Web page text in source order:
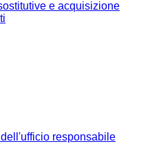
e acquisizione
responsabile